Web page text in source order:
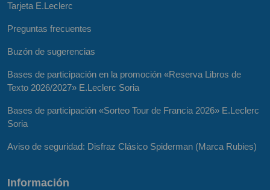
Tarjeta E.Leclerc
Preguntas frecuentes
Buzón de sugerencias
Bases de participación en la promoción «Reserva Libros de
Texto 2026/2027» E.Leclerc Soria
Bases de participación «Sorteo Tour de Francia 2026» E.Leclerc
Soria
Aviso de seguridad: Disfraz Clásico Spiderman (Marca Rubies)
Información